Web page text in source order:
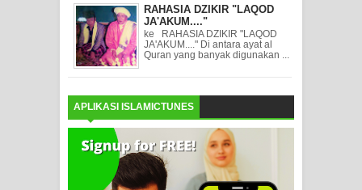
RAHASIA DZIKIR "LAQOD
JA'AKUM...."
ke RAHASIA DZIKIR "LAQOD
JA'AKUM...." Di antara ayat al
Quran yang banyak digunakan ...
APLIKASI ISLAMICTUNES